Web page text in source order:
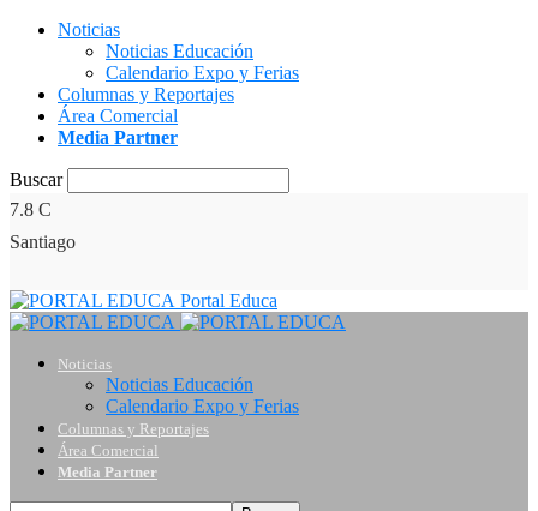
Noticias
Noticias Educación
Calendario Expo y Ferias
Columnas y Reportajes
Área Comercial
Media Partner
Buscar
7.8 C
Santiago
Portal Educa
Noticias
Noticias Educación
Calendario Expo y Ferias
Columnas y Reportajes
Área Comercial
Media Partner